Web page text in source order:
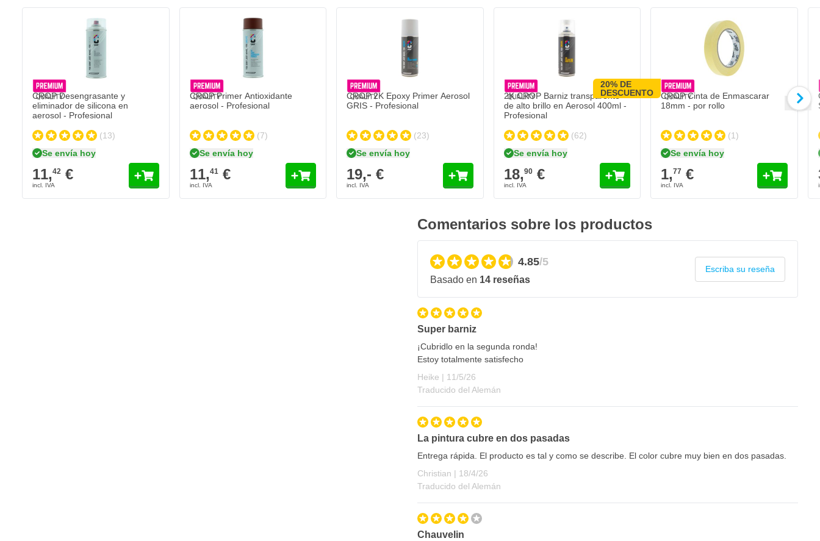
Pintura de alto poder cubriente
Pintura de calidad profesional (acrílica)
Secado rápido
Debe rociarse con
CROP Desengrasante y
eliminador de silicona en
aerosol - Profesional
(13)
Se envía hoy
11,42 €
CROP Primer Antioxidante
aerosol - Profesional
(7)
Se envía hoy
11,41€
CROP 2K Epoxy Primer Aerosol
GRIS - Profesional
(23)
Se envía hoy
19,- €
2K CROP Barniz transparente
de alto brillo en Aerosol 400ml -
Profesional
(62)
Se envía hoy
18,90€
20% DE
DESCUENTO
CROP Cinta de Enmascarar
18mm - por rollo
(1)
Se envía hoy
1,77 €
Comentarios sobre los productos
4.85/5
Basado en 14 reseñas
Escriba su reseña
Super barniz
¡Cubridlo en la segunda ronda!
Estoy totalmente satisfecho
Heike | 11 de mayo de 2026
11/5/26
Traducido del Alemán
La pintura cubre en dos pasadas
Entrega rápida. El producto es tal y como se describe. El color cubre muy bien en dos pasadas.
Christian | 18 de abril de 2026
18/4/26
Traducido del Alemán
Chauvelin